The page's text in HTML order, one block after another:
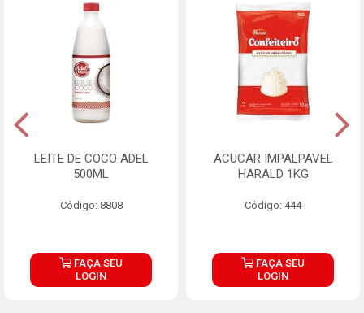
LEITE DE COCO ADEL
500ML
Código: 8808
FAÇA SEU
LOGIN
ACUCAR IMPALPAVEL
HARALD 1KG
Código: 444
FAÇA SEU
LOGIN